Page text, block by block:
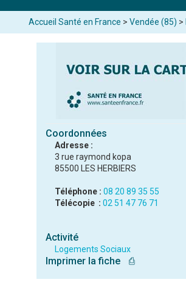
Accueil Santé en France > Vendée (85) >
Coordonnées
Adresse :
3 rue raymond kopa
85500 LES HERBIERS
Téléphone : 08 20 89 35 55
Télécopie : 02 51 47 76 71
Activité
Logements Sociaux
Imprimer la fiche ⎙